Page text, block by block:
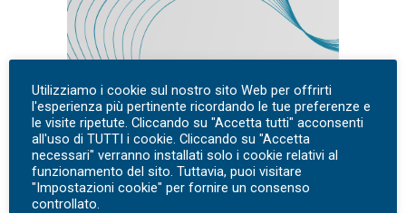
Utilizziamo i cookie sul nostro sito Web per offrirti
l'esperienza più pertinente ricordando le tue preferenze e
le visite ripetute. Cliccando su "Accetta tutti" acconsenti
all'uso di TUTTI i cookie. Cliccando su "Accetta
necessari" verranno installati solo i cookie relativi al
funzionamento del sito. Tuttavia, puoi visitare
"Impostazioni cookie" per fornire un consenso
controllato.